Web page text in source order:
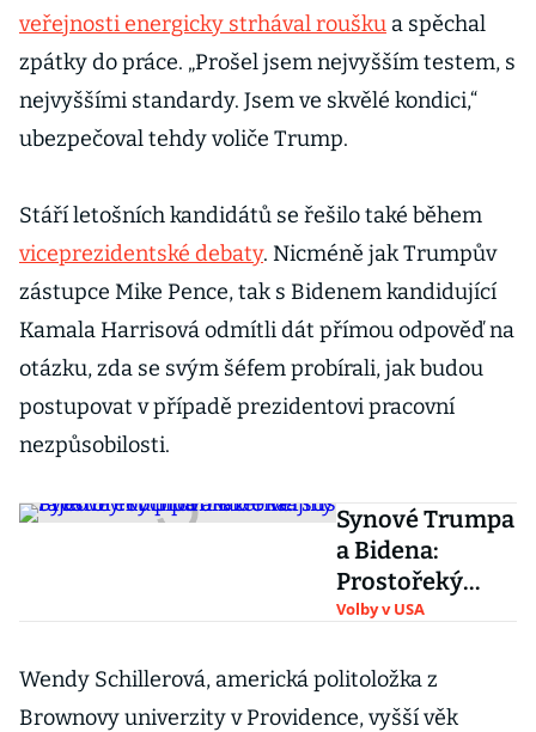
veřejnosti energicky strhával roušku a spěchal
zpátky do práce. „Prošel jsem nejvyšším testem, s
nejvyššími standardy. Jsem ve skvělé kondici,“
ubezpečoval tehdy voliče Trump.
Stáří letošních kandidátů se řešilo také během
viceprezidentské debaty. Nicméně jak Trumpův
zástupce Mike Pence, tak s Bidenem kandidující
Kamala Harrisová odmítli dát přímou odpověď na
otázku, zda se svým šéfem probírali, jak budou
postupovat v případě prezidentovi pracovní
nezpůsobilosti.
Synové Trumpa
a Bidena:
Prostořeký
provokatér
obchodník z
Ukrajiny
Volby v USA
Wendy Schillerová, americká politoložka z
Brownovy univerzity v Providence, vyšší věk